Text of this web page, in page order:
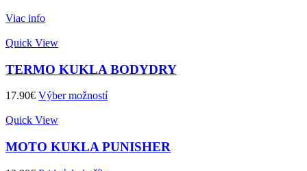
Viac info
Quick View
TERMO KUKLA BODYDRY
17.90€ Výber možností
Quick View
MOTO KUKLA PUNISHER